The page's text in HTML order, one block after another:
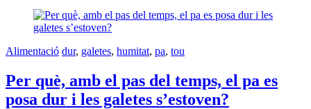
Alimentació dur, galetes, humitat, pa, tou
Per què, amb el pas del temps, el pa es
posa dur i les galetes s’estoven?